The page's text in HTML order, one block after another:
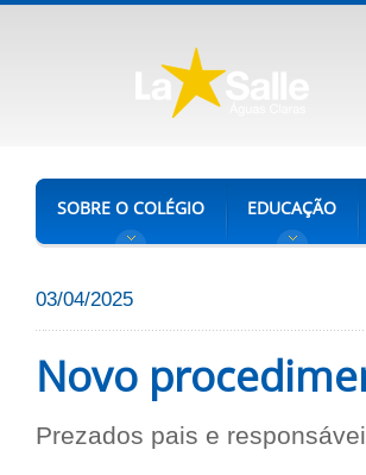
SOBRE O COLÉGIO EDUCAÇÃO
03/04/2025
Novo
Prezados pais e